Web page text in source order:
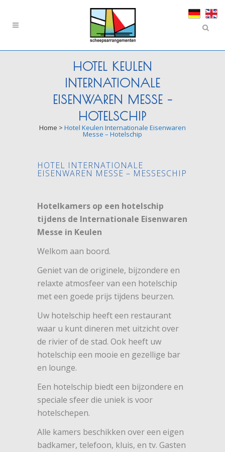
HOTEL KEULEN
INTERNATIONALE
EISENWAREN MESSE –
HOTELSCHIP
Home > Hotel Keulen Internationale Eisenwaren
Messe – Hotelschip
HOTEL INTERNATIONALE
EISENWAREN MESSE – MESSESCHIP
Hotelkamers op een hotelschip
tijdens de Internationale Eisenwaren
Messe in Keulen
Welkom aan boord.
Geniet van de originele, bijzondere en
relaxte atmosfeer van een hotelschip
met een goede prijs tijdens beurzen.
Uw hotelschip heeft een restaurant
waar u kunt dineren met uitzicht over
de rivier of de stad. Ook heeft uw
hotelschip een mooie en gezellige bar
en lounge.
Een hotelschip biedt een bijzondere en
speciale sfeer die uniek is voor
hotelschepen.
Alle kamers beschikken over een eigen
badkamer, telefoon, kluis, en tv. Gasten